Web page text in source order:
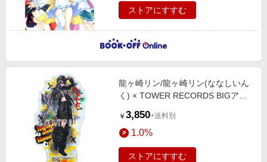
ストアにすすむ
龍ヶ崎リン/龍ヶ崎リン(ななしいん
く) × TOWER RECORDS BIGアク
￥ 3,850+送料別
1.0%
ストアにすすむ